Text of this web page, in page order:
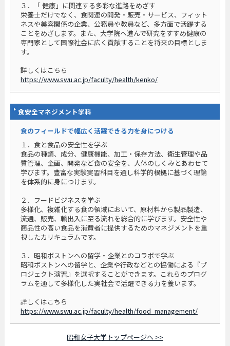
３．「 健康」に関連する多彩な進路をめざす
栄養士だけでなく、食関連の開発・販売・サービス、フィット
ネスや美容関係の企業、公務員や教員など、多方面で活躍する
ことをめざします。また、大学院へ進んで研究をすすめ健康の
専門家として国際社会に広く貢献することを将来の目標としま
す。
詳しくはこちら
https://www.swu.ac.jp/faculty/health/kenko/
食安全マネジメント学科
食のフィールドで幅広く活躍できる力を身につける
１．食と食品の安全性を学ぶ
食品の種類、成分、健康機能、加工・保存方法、衛生管理や品
質管理、企画、開発など食の安全を、人体のしくみとあわせて
学びます。豊富な実験実習科目を通し科学的根拠に基づく理論
を体系的に身につけます。
２．フードビジネスを学ぶ
多様化、複雑化する食の領域において、原材料から製品製造、
流通、販売、輸出入に至る流れを総合的に学びます。安全性や
商品性の高い食品を消費者に提供するためのマネジメントを重
視したカリキュラムです。
３．昭和ボストンへの留学・企業とのコラボで学ぶ
昭和ボストンへの留学と、企業や行政などとの協働による『プ
ロジェクト演習』を選択することができます。これらのプログ
ラムを通して多様化した実社会で活躍できる力を養います。
詳しくはこちら
https://www.swu.ac.jp/faculty/health/food_management/
昭和女子大学トップページへ >>